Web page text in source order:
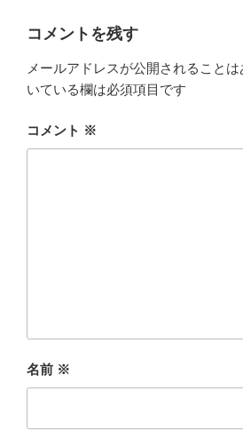
コメントを残す
メールアドレスが公開されることは
いている欄は必須項目です
コメント ※
名前 ※